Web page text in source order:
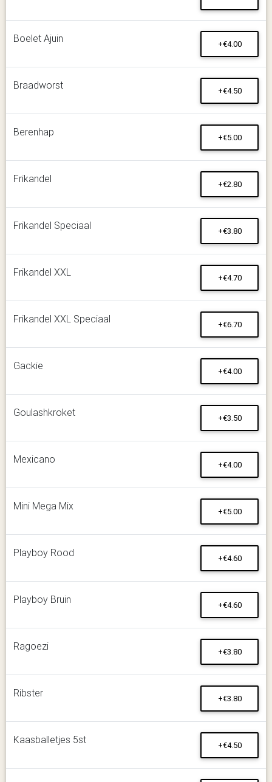
Boelet Ajuin +€4.00
Braadworst +€4.50
Berenhap +€5.00
Frikandel +€2.80
Frikandel Speciaal +€3.80
Frikandel XXL +€4.70
Frikandel XXL Speciaal +€6.70
Gackie +€4.00
Goulashkroket +€3.50
Mexicano +€4.00
Mini Mega Mix +€5.00
Playboy Rood +€4.60
Playboy Bruin +€4.60
Ragoezi +€3.80
Ribster +€3.80
Kaasballetjes 5st +€4.50